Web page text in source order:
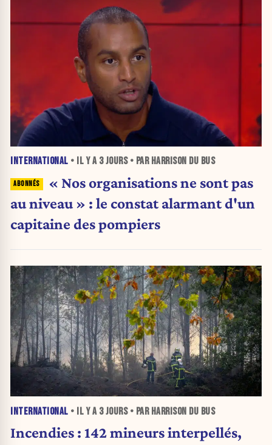
INTERNATIONAL • IL Y A 3 JOURS• PAR HARRISON DU BUS
« Nos organisations ne sont pas
au niveau » : le constat alarmant d'un
capitaine des pompiers
INTERNATIONAL • IL Y A 3 JOURS• PAR HARRISON DU BUS
Incendies : 142 mineurs interpellés,